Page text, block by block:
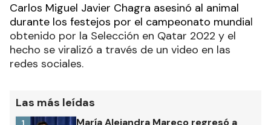
Carlos Miguel Javier Chagra asesinó al animal
durante los festejos por el campeonato mundial
obtenido por la Selección en Qatar 2022 y el
hecho se viralizó a través de un video en las
redes sociales.
Las más leídas